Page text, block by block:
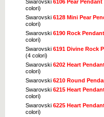
Swarovski 6106 Pear Pendant
colori)
Swarovski 6128 Mini Pear
colori)
Swarovski 6190 Rock Pendant
colori)
Swarovski 6191 Divine Rock
(4 colori)
Swarovski 6202 Heart
colori)
Swarovski 6210 Round
Swarovski 6215 Heart
colori)
Swarovski 6225 Heart
colori)